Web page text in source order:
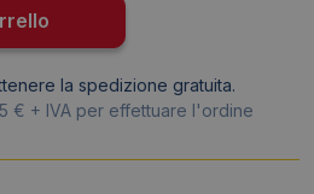
Glossy
-
Privacy
PROFILMPRO5PRIV
la spedizione gratuita.
€ + IVA per effettuare l'ordine